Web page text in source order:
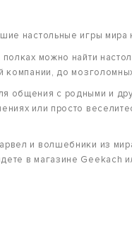
настольные игры мира
можно найти
до
общения с родными и
или просто
и волшебники из
в магазине Geekach